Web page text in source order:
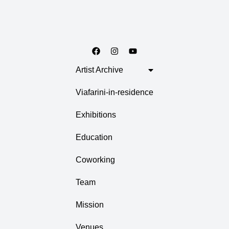
Artist Archive
Viafarini-in-residence
Exhibitions
Education
Coworking
Team
Mission